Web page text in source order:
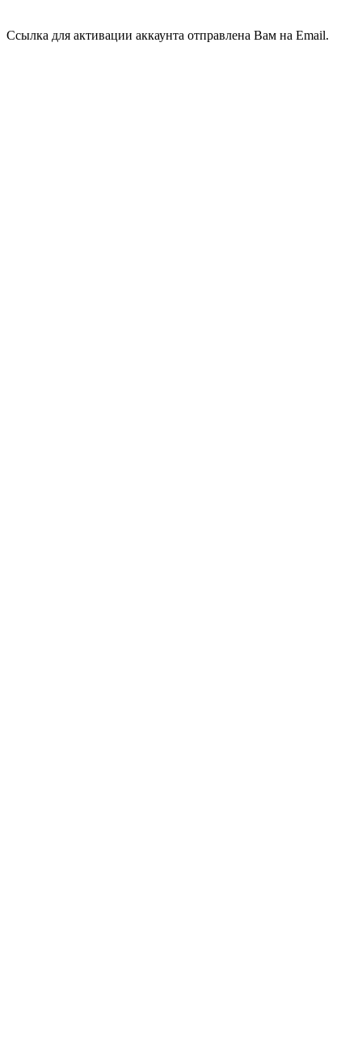
Ссылка для активации аккаунта отправлена Вам на Email.